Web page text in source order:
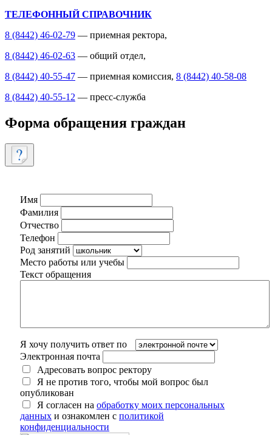
ТЕЛЕФОННЫЙ СПРАВОЧНИК
8 (8442) 46-02-79 — приемная ректора,
8 (8442) 46-02-63 — общий отдел,
8 (8442) 40-55-47 — приемная комиссия, 8 (8442) 40-58-08
8 (8442) 40-55-12 — пресс-служба
Форма обращения граждан
Имя
Фамилия
Отчество
Телефон
Род занятий
Место работы или учебы
Текст обращения
Я хочу получить ответ по
Электронная почта
Адресовать вопрос ректору
Я не против того, чтобы мой вопрос был
опубликован
Я согласен на обработку моих персональных
данных и ознакомлен с политикой
конфиденциальности